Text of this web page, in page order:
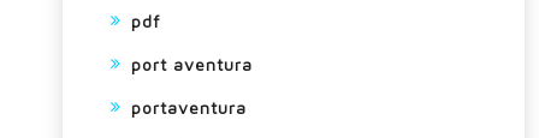
pdf
port aventura
portaventura